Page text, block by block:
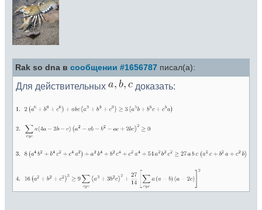
Rak so dna в сообщении #1656787 писал(а):
Для действительных доказать: